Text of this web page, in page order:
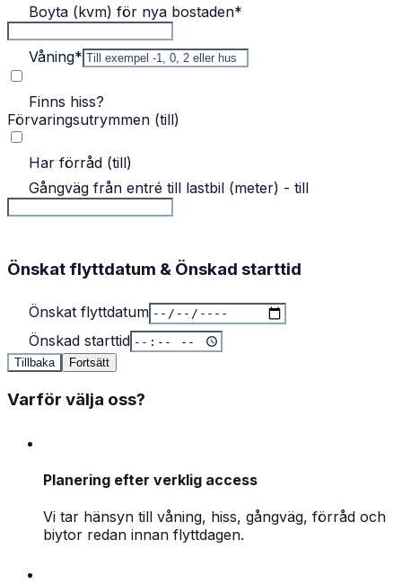
Boyta (kvm) för nya bostaden*
Våning*
Finns hiss?
Förvaringsutrymmen (till)
Har förråd (till)
Gångväg från entré till lastbil (meter) - till
Önskat flyttdatum & Önskad starttid
Önskat flyttdatum
Önskad starttid
Tillbaka Fortsätt
Varför välja oss?
Planering efter verklig access
Vi tar hänsyn till våning, hiss, gångväg, förråd och
biytor redan innan flyttdagen.